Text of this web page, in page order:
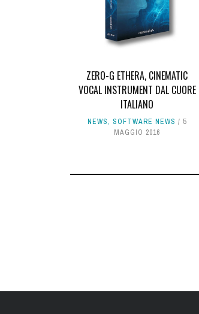
ZERO-G ETHERA, CINEMATIC
VOCAL INSTRUMENT DAL CUORE
ITALIANO
NEWS, SOFTWARE NEWS
5
MAGGIO 2016